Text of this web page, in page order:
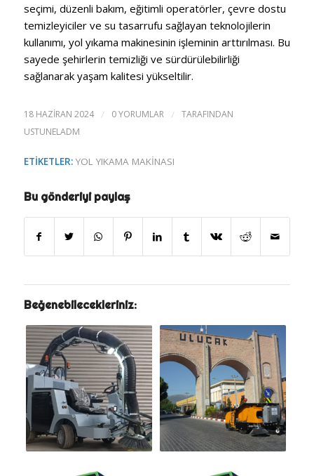
seçimi, düzenli bakım, eğitimli operatörler, çevre dostu
temizleyiciler ve su tasarrufu sağlayan teknolojilerin
kullanımı, yol yıkama makinesinin işleminin arttırılması. Bu
sayede şehirlerin temizliği ve sürdürülebilirliği
sağlanarak yaşam kalitesi yükseltilir.
18 HAZIRAN 2024 / 0 YORUMLAR /
TARAFINDAN
USTUNELADM
ETIKETLER: YOL YIKAMA MAKINASI
Bu gönderiyi paylaş
Beğenebilecekleriniz: